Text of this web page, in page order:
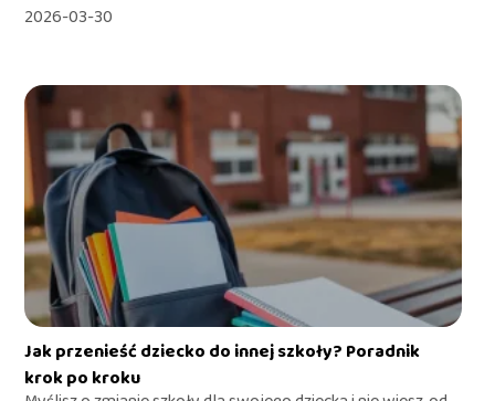
2026-03-30
Jak przenieść dziecko do innej szkoły? Poradnik
krok po kroku